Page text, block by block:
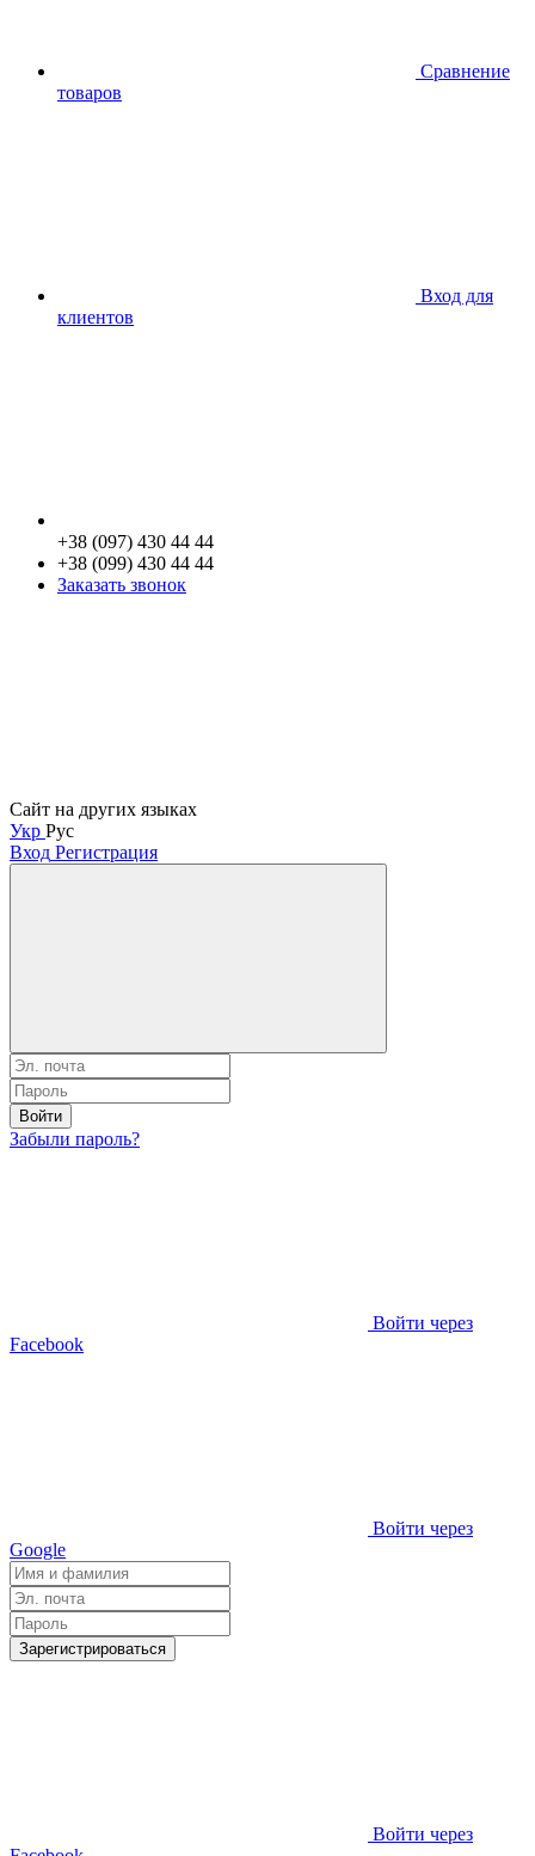
Сравнение
товаров
Вход для
клиентов
+38 (097) 430 44 44
+38 (099) 430 44 44
Заказать звонок
Сайт на других языках
Укр Рус
Вход Регистрация
Войти
Забыли пароль?
Войти через
Facebook
Войти через
Google
Зарегистрироваться
Войти через